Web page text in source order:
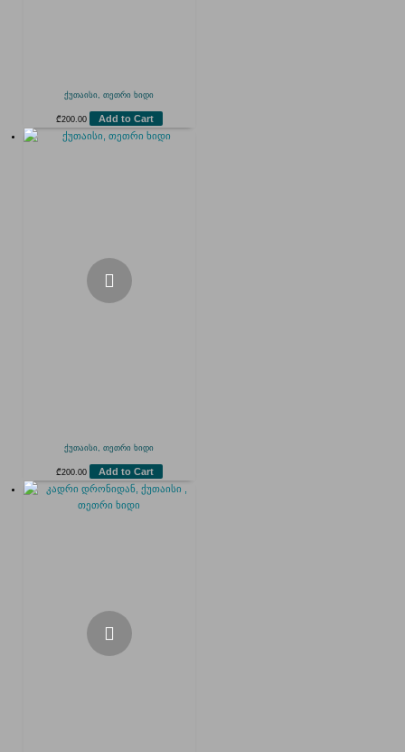
ქუთაისი, თეთრი ხიდი
₾200.00 Add to Cart
ქუთაისი, თეთრი ხიდი
₾200.00 Add to Cart